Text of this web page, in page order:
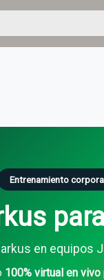
Entrenamiento
en equipos
100% virtual en vivo